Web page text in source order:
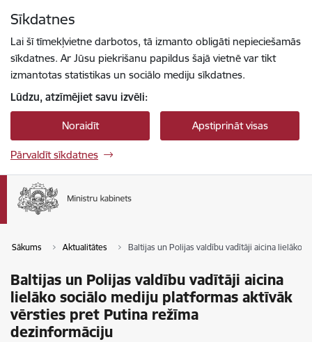
Sīkdatnes
Lai šī tīmekļvietne darbotos, tā izmanto obligāti nepieciešamās
sīkdatnes. Ar Jūsu piekrišanu papildus šajā vietnē var tikt
izmantotas statistikas un sociālo mediju sīkdatnes.
Lūdzu, atzīmējiet savu izvēli:
Noraidīt Apstiprināt visas
Pārvaldīt sīkdatnes
Sākums Aktualitātes Baltijas un Polijas valdību vadītāji aicina lielāko
Baltijas un Polijas valdību vadītāji aicina
lielāko sociālo mediju platformas aktīvāk
vērsties pret Putina režīma
dezinformāciju